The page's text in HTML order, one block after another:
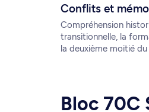
Conflits et
Compréhension
transitionnelle, la
la deuxième moitié du
Bloc 70C